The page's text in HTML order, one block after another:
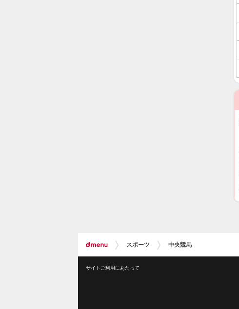
スポーツ 中央競馬
サイトご利用にあたって